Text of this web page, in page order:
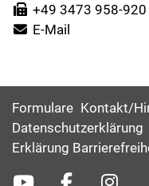
+49 3473 958-920
E-Mail
Formulare Kontakt/
Datenschutzerklärung
Erklärung